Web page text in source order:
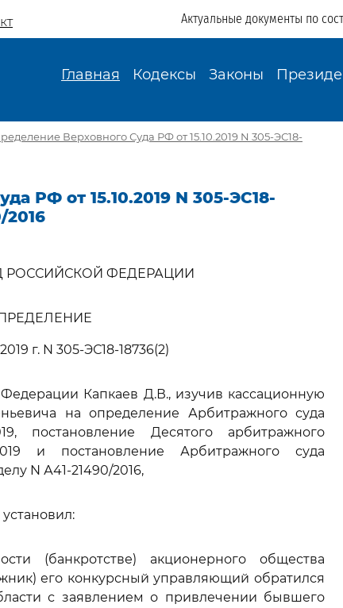
Актуальные документы по
Главная Кодексы Законы
Верховного Суда РФ от 15.10.2019 N 305-ЭС18-
РФ от 15.10.2019 N 305-ЭС18-
2016
РОССИЙСКОЙ ФЕДЕРАЦИИ
г. N 305-ЭС18-18736(2)
Капкаев Д.В., изучив кассационную
на определение Арбитражного суда
постановление Десятого арбитражного
и постановление Арбитражного суда
N А41-21490/2016,
установил:
(банкротстве) акционерного общества
его конкурсный управляющий обратился
с заявлением о привлечении бывшего